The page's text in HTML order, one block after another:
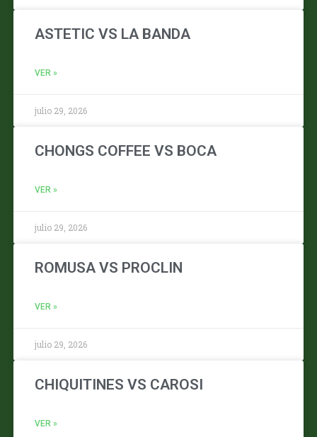
ASTETIC VS LA BANDA
VER »
julio 29, 2026
CHONGS COFFEE VS BOCA
VER »
julio 29, 2026
ROMUSA VS PROCLIN
VER »
julio 29, 2026
CHIQUITINES VS CAROSI
VER »